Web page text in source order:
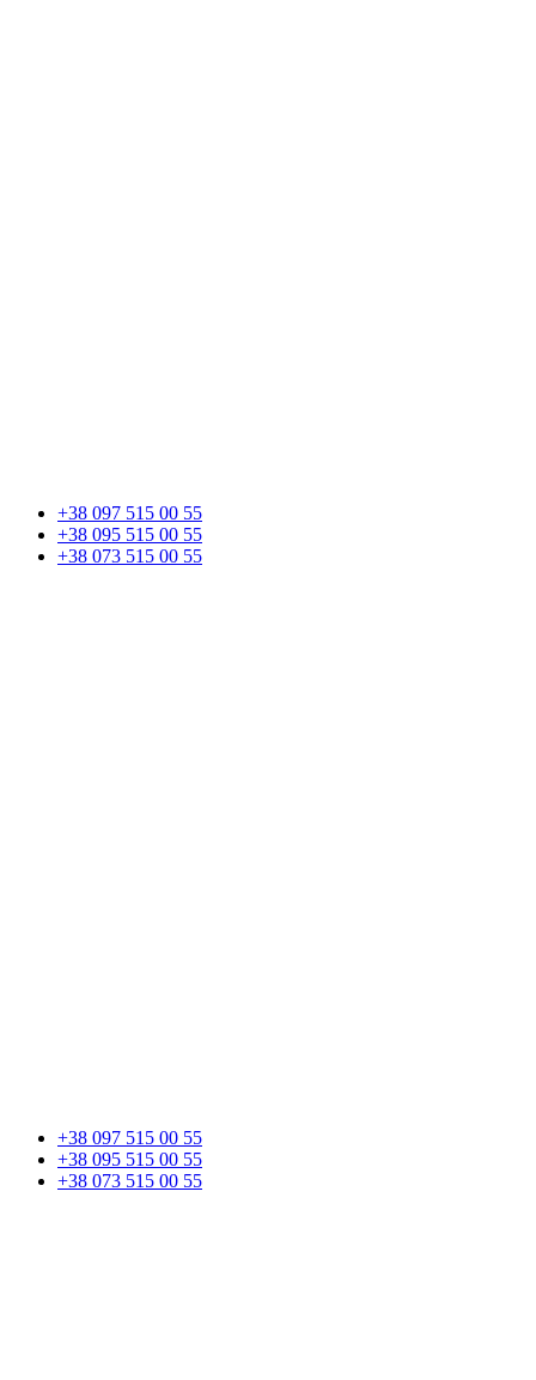
+38 097 515 00 55
+38 095 515 00 55
+38 073 515 00 55
+38 097 515 00 55
+38 095 515 00 55
+38 073 515 00 55